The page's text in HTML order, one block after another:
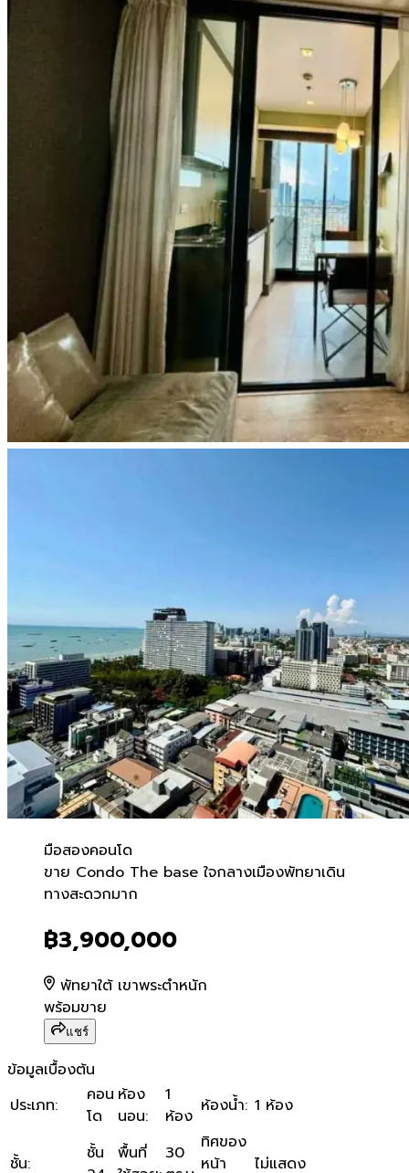
มือสองคอนโด
ขาย Condo The base ใจก
ขาย Condo The base ใจกลางเมืองพัทยาเดิน
ทางสะดวกมาก
฿3,900,000
พัทยาใต้ เขาพระตำหนัก
พร้อมขาย
แชร์
ข้อมูลเบื้องต้น
ประเภท:
คอน
โด
ห้อง
นอน:
1
ห้อง ห้องน้ำ: 1 ห้อง
ชั้น:
ชั้น
พื้นที่
30
ทิศของ
หน้า
ไม่แสดง